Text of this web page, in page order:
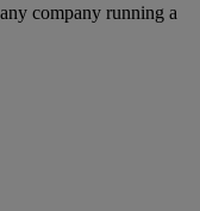
company running a